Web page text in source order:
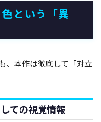
という「異
、本作は徹底して「対立
ての視覚情報